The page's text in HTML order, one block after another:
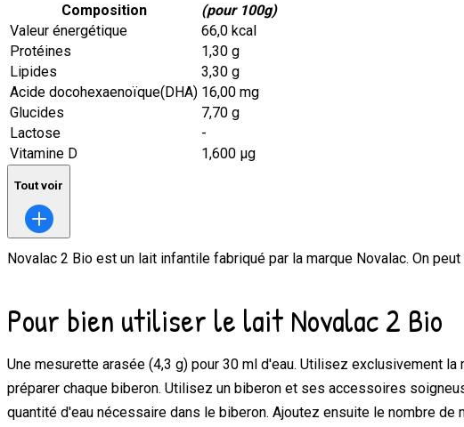
Composition
(pour 100g)
Valeur énergétique
66,0 kcal
Protéines
1,30 g
Lipides
3,30 g
Acide docohexaenoïque(DHA) 16,00 mg
Glucides
7,70 g
Lactose
-
Vitamine D
1,600 μg
Tout voir
Novalac 2 Bio est un lait infantile fabriqué par la marque Novalac. On
Pour bien utiliser le lait Novalac 2 Bio
Une mesurette arasée (4,3 g) pour 30 ml d'eau. Utilisez exclusivement
préparer chaque biberon. Utilisez un biberon et ses accessoires
quantité d'eau nécessaire dans le biberon. Ajoutez ensuite le nombre